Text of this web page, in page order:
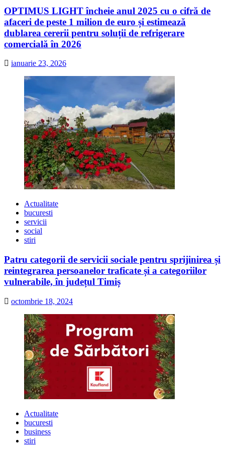
OPTIMUS LIGHT încheie anul 2025 cu o cifră de
afaceri de peste 1 milion de euro și estimează
dublarea cererii pentru soluții de refrigerare
comercială în 2026
ianuarie 23, 2026
Actualitate
bucuresti
servicii
social
stiri
Patru categorii de servicii sociale pentru sprijinirea și
reintegrarea persoanelor traficate și a categoriilor
vulnerabile, în județul Timiș
octombrie 18, 2024
Actualitate
bucuresti
business
stiri